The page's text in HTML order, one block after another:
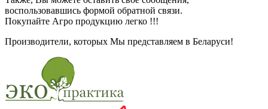
воспользовавшись формой обратной связи.
Покупайте Агро продукцию легко !!!
Производители, которых Мы представляем в Беларуси!